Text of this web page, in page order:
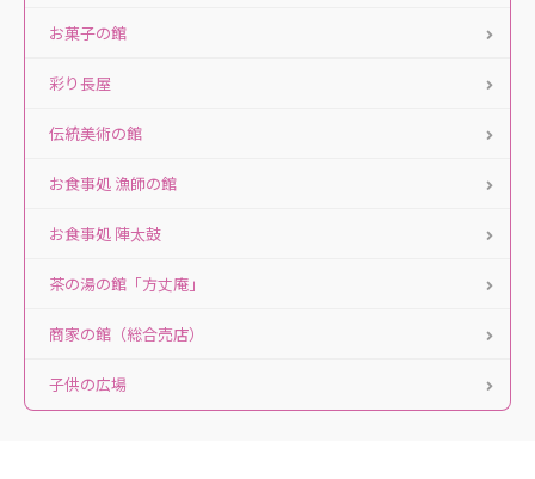
お菓子の館
彩り長屋
伝統美術の館
お食事処 漁師の館
お食事処 陣太鼓
茶の湯の館「方丈庵」
商家の館（総合売店）
子供の広場